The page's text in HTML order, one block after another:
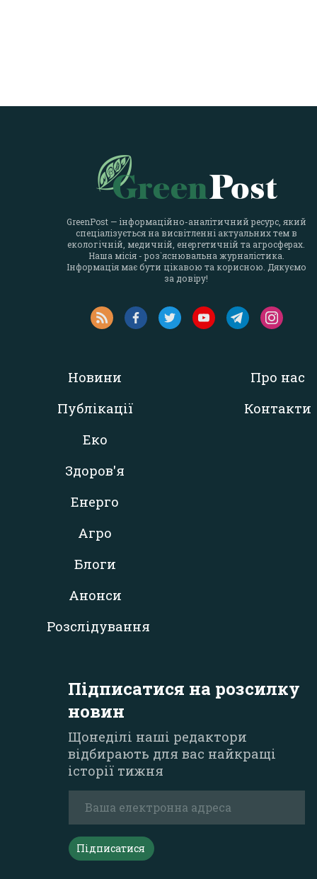
GreenPost — інформаційно-аналітичний ресурс, який
спеціалізується на висвітленні актуальних тем в
екологічній, медичній, енергетичній та агросферах.
Наша місія - роз`яснювальна журналістика.
Інформація має бути цікавою та корисною. Дякуємо
за довіру!
Новини
Публікації
Еко
Здоров'я
Енерго
Агро
Блоги
Анонси
Розслідування
Про нас
Контакти
Підписатися на розсилку
новин
Щонеділі наші редактори
відбирають для вас найкращі
історії тижня
Підписатися